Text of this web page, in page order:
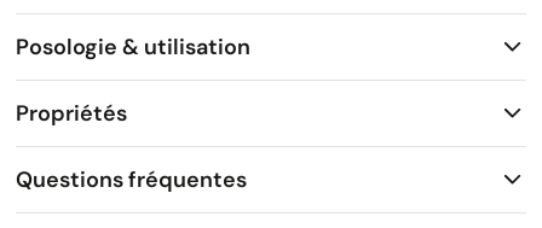
Posologie & utilisation
Propriétés
Questions fréquentes